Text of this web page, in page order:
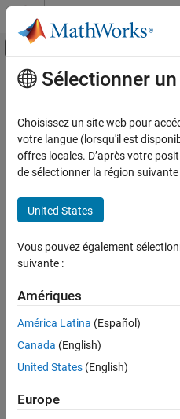
Passer au contenu
Activer/désactiver
Accueil de la documentation
Contenu principal
How useful
Sélectionner
Choisissez un site web pour
votre langue (lorsqu'il est
offres locales. D’après votre
de sélectionner la région suivante
United States
Vous pouvez également
suivante :
Amériques
América Latina (Español)
Canada (English)
United States (English)
Europe